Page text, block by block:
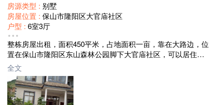
房源类型 : 别墅
房屋位置 : 保山市隆阳区大官庙社区
户型 : 6室3厅
装修情况 :
租赁方式 :整租
面积 :450
月租金 :
整栋房屋出租，面积450平米，占地面积一亩，靠在大路边，位
置在保山市隆阳区东山森林公园脚下大官庙社区，可以居住，
做小加工厂，民宿
全文